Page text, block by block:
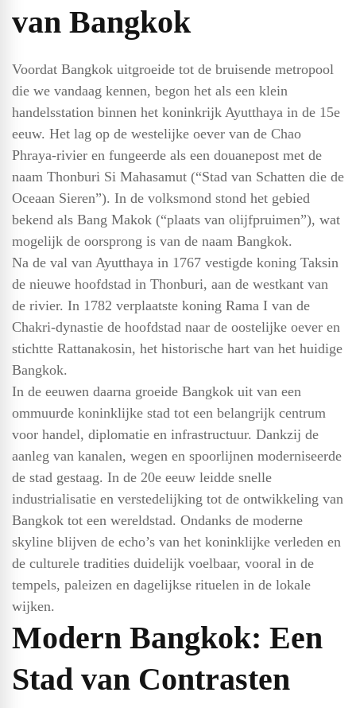
van Bangkok
Voordat Bangkok uitgroeide tot de bruisende metropool
die we vandaag kennen, begon het als een klein
handelsstation binnen het koninkrijk Ayutthaya in de 15e
eeuw. Het lag op de westelijke oever van de Chao
Phraya-rivier en fungeerde als een douanepost met de
naam Thonburi Si Mahasamut (“Stad van Schatten die de
Oceaan Sieren”). In de volksmond stond het gebied
bekend als Bang Makok (“plaats van olijfpruimen”), wat
mogelijk de oorsprong is van de naam Bangkok.
Na de val van Ayutthaya in 1767 vestigde koning Taksin
de nieuwe hoofdstad in Thonburi, aan de westkant van
de rivier. In 1782 verplaatste koning Rama I van de
Chakri-dynastie de hoofdstad naar de oostelijke oever en
stichtte Rattanakosin, het historische hart van het huidige
Bangkok.
In de eeuwen daarna groeide Bangkok uit van een
ommuurde koninklijke stad tot een belangrijk centrum
voor handel, diplomatie en infrastructuur. Dankzij de
aanleg van kanalen, wegen en spoorlijnen moderniseerde
de stad gestaag. In de 20e eeuw leidde snelle
industrialisatie en verstedelijking tot de ontwikkeling van
Bangkok tot een wereldstad. Ondanks de moderne
skyline blijven de echo’s van het koninklijke verleden en
de culturele tradities duidelijk voelbaar, vooral in de
tempels, paleizen en dagelijkse rituelen in de lokale
wijken.
Modern Bangkok: Een
Stad van Contrasten